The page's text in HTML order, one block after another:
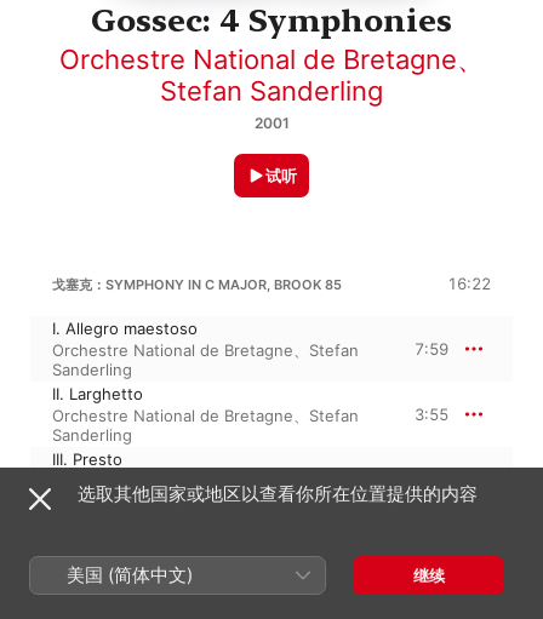
Gossec: 4 Symphonies
Orchestre National de Bretagne、
Stefan Sanderling
2001
试听
戈塞克：SYMPHONY IN C MAJOR, BROOK 85 16:22
I. Allegro maestoso
Orchestre National de Bretagne、 Stefan
Sanderling
7:59
II. Larghetto
Orchestre National de Bretagne、 Stefan
Sanderling
3:55
III. Presto
Orchestre National de Bretagne 、 Stefan
Sanderling
戈塞克：SYMPHONY NO. 1 IN B-FLAT MAJOR, BROOK 81 13:27
选取其他国家或地区以查看你所在位置提供的内容
美国 (简体中文) 继续